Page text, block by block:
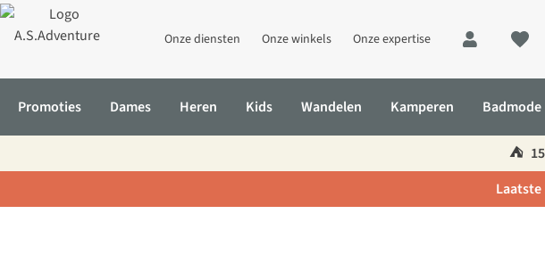
Onze diensten Onze winkels Onze expertise
Promoties Dames Heren Kids Wandelen Kamperen Badmode
⛺️
Laatste